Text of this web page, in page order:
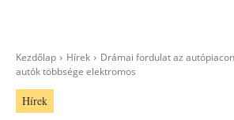
Kezdőlap Hírek
Drámai fordulat az
autók többsége elektromos
Hírek